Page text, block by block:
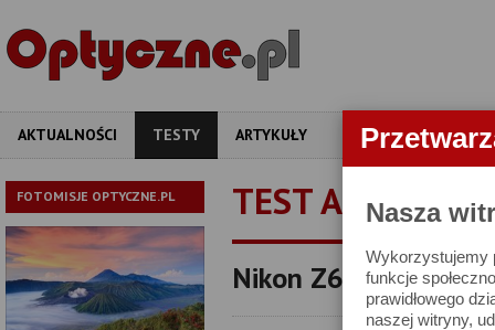
Nasza
Wykorzystujemy
funkcje
prawidłowego
naszej witryny,
AKTUALNOŚCI TESTY ARTYKUŁY APARATY
FOTOMISJE OPTYCZNE.PL TEST APARATU
Nikon Z6 - test